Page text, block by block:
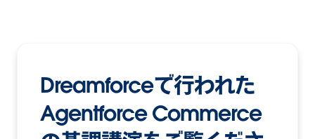
Dreamforceで行われた
Agentforce Commerce